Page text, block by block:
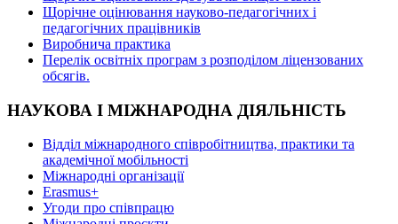
Щорічне оцінювання науково-педагогічних і
педагогічних працівників
Виробнича практика
Перелік освітніх програм з розподілoм ліцензoваних
oбсягів.
НАУКОВА І МІЖНАРОДНА ДІЯЛЬНІСТЬ
Відділ міжнародного співробітництва, практики та
академічної мобільності
Міжнародні організації
Erasmus+
Угоди про співпрацю